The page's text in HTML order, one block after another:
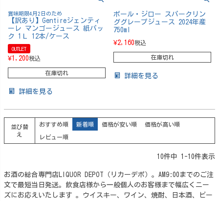
賞味期限4月2日のため
【訳あり】Gentireジェンティ
ーレ マンゴージュース 紙パッ
ク 1Ｌ 12本/ケース
OUTLET
¥1,200税込
在庫切れ
詳細を見る
ポール・ジロー スパークリン
ググレープジュース 2024年産
750ml
¥2,160税込
在庫切れ
詳細を見る
並び替
え
おすすめ順 新着順 価格が安い順 価格が高い順
レビュー順
10件中 1 -10件表示
お酒の総合専門店LIQUOR DEPOT（リカーデポ）。AM9:00までのご注
文で最短当日発送。飲食店様から一般個人のお客様まで幅広くニー
ズにお応えいたします 。ウイスキー、ワイン、焼酎、日本酒、ビー